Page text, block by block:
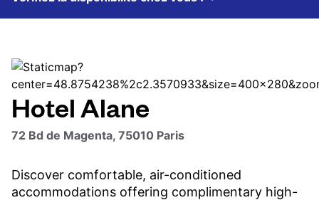
Hotel Alane
72 Bd de Magenta, 75010 Paris
Discover comfortable, air-conditioned
accommodations offering complimentary high-